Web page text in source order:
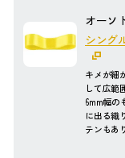
オーソ
シング
キメが細
して広範
6mm幅の
に出る織
テンもあ